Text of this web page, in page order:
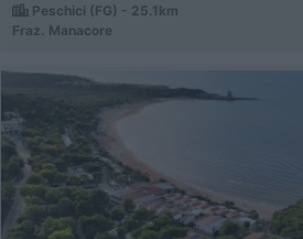
Peschici (FG) - 25.1km
Fraz. Manacore